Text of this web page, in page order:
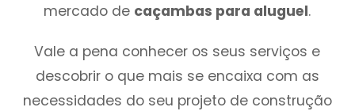
mercado de caçambas para aluguel.
Vale a pena conhecer os seus serviços e
descobrir o que mais se encaixa com as
necessidades do seu projeto de construção